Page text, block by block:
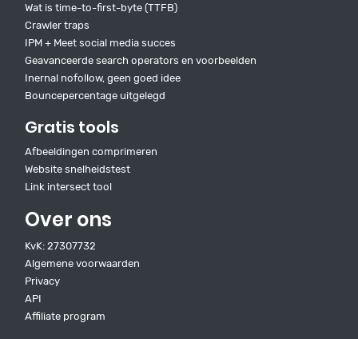
Wat is time-to-first-byte (TTFB)
Crawler traps
IPM + Meet social media succes
Geavanceerde search operators en voorbeelden
Inernal nofollow, geen goed idee
Bouncepercentage uitgelegd
Gratis tools
Afbeeldingen comprimeren
Website snelheidstest
Link intersect tool
Over ons
KvK: 27307732
Algemene voorwaarden
Privacy
API
Affiliate program